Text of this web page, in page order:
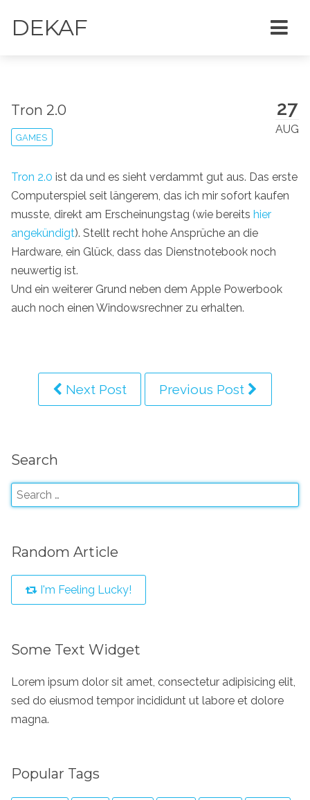
DEKAF
27
AUG
Tron 2.0
GAMES
Tron 2.0 ist da und es sieht verdammt gut aus. Das erste
Computerspiel seit längerem, das ich mir sofort kaufen
musste, direkt am Erscheinungstag (wie bereits hier
angekündigt). Stellt recht hohe Ansprüche an die
Hardware, ein Glück, dass das Dienstnotebook noch
neuwertig ist.
Und ein weiterer Grund neben dem Apple Powerbook
auch noch einen Windowsrechner zu erhalten.
Next Post Previous Post
Search
Random Article
I'm Feeling Lucky!
Some Text Widget
Lorem ipsum dolor sit amet, consectetur adipisicing elit,
sed do eiusmod tempor incididunt ut labore et dolore
magna.
Popular Tags